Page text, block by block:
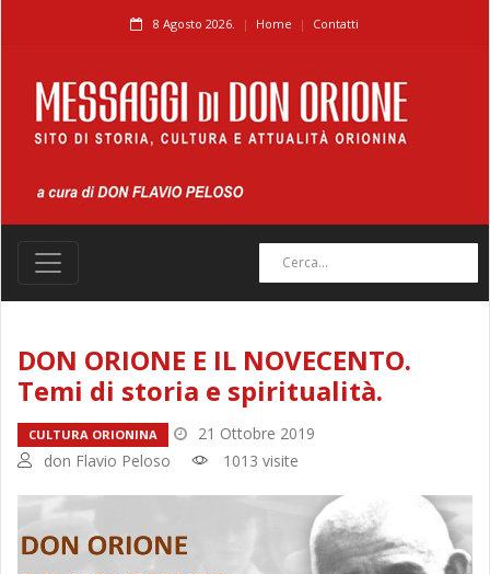
8 Agosto 2026. Home Contatti
DON ORIONE E IL NOVECENTO.
Temi di storia e spiritualità.
CULTURA ORIONINA
21 Ottobre 2019
don Flavio Peloso
1013 visite